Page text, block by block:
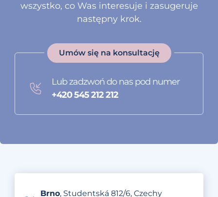
wszystko, co Was interesuje i zasugeruje
następny krok.
Umów się na konsultację
Lub zadzwoń do nas pod numer
+420 545 212 212
Brno, Studentská 812/6, Czechy